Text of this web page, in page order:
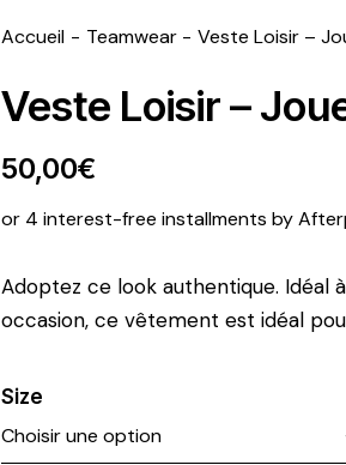
Accueil Teamwear Veste Loisir –
Veste Loisir –
50,00€
or 4 interest-free installments by
Adoptez ce look authentique. Idéal
occasion, ce vêtement est idéal
Size